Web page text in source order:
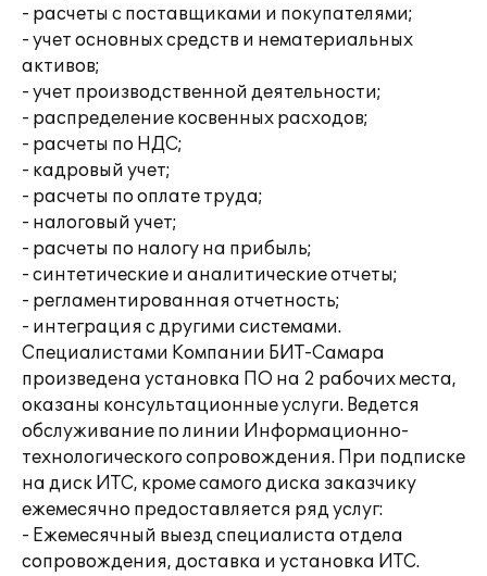
- расчеты с поставщиками и покупателями;
- учет основных средств и нематериальных
активов;
- учет производственной деятельности;
- распределение косвенных расходов;
- расчеты по НДС;
- кадровый учет;
- расчеты по оплате труда;
- налоговый учет;
- расчеты по налогу на прибыль;
- синтетические и аналитические отчеты;
- регламентированная отчетность;
- интеграция с другими системами.
Специалистами Компании БИТ-Самара
произведена установка ПО на 2 рабочих места,
оказаны консультационные услуги. Ведется
обслуживание по линии Информационно-
технологического сопровождения. При подписке
на диск ИТС, кроме самого диска заказчику
ежемесячно предоставляется ряд услуг:
- Ежемесячный выезд специалиста отдела
сопровождения, доставка и установка ИТС.